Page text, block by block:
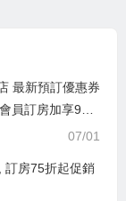
最新預訂優惠券
員訂房加享95
07/01
訂房75折起促銷